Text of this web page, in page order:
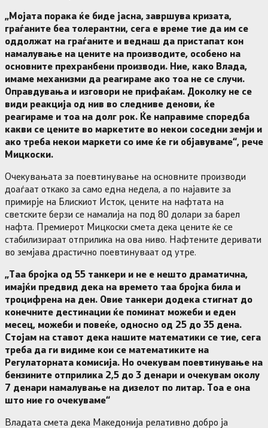
„Мојата порака ќе биде јасна, завршува кризата,
граѓаните беа толерантни, сега е време тие да им се
оддолжат на граѓаните и веднаш да пристапат кон
намалување на цените на производите, особено на
основните прехранбени производи. Ние, како Влада,
имаме механизми да реагираме ако тоа не се случи.
Оправдувања и изговори не прифаќам. Доколку не се
види реакција од нив во следниве денови, ќе
реагираме и тоа на долг рок. Ќе направиме споредба
какви се цените во маркетите во некои соседни земји и
ако треба некои маркети со име ќе ги објавуваме“, рече
Мицкоски.
Очекувањата за поевтинување на основните производи
доаѓаат откако за само една недела, а по најавите за
примирје на Блискиот Исток, цените на нафтата на
светските берзи се намалија на под 80 долари за барел
нафта. Премиерот Мицкоски смета дека цените ќе се
стабилизираат отприлика на ова ниво. Нафтените деривати
во земјава драстично поевтинуваат од утре.
„Таа бројка од 55 танкери и не е нешто драматична,
имајќи предвид дека на времето таа бројка била и
троцифрена на ден. Овие танкери додека стигнат до
конечните дестинации ќе поминат можеби и еден
месец, можеби и повеќе, односно од 25 до 35 дена.
Стојам на ставот дека нашите математики се тие, сега
треба да ги видиме кои се математиките на
Регулаторната комисија. Но очекувам поевтинување на
бензините отприлика 2,5 до 3 денари и очекувам околу
7 денари намалување на дизелот по литар. Тоа е она
што ние го очекуваме“
Владата смета дека Македонија релативно добро ја